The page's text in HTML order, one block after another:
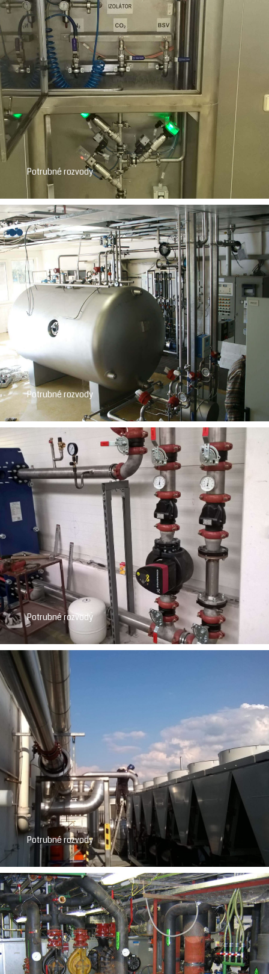
Potrubné rozvody
Potrubné rozvody
Potrubné rozvody
Potrubné rozvody